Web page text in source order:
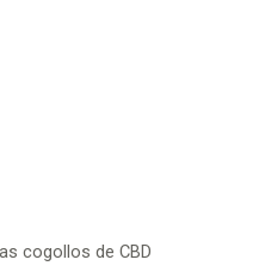
cogollos de CBD